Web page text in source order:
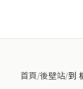
首頁/後壁站/到